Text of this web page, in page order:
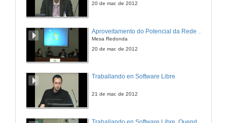
20 de mar. de 2012
Mesa Redonda
20 de mar. de 2012
Traballando en Software Libre
21 de mar. de 2012